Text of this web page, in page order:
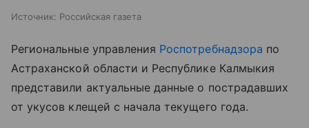
Источник: Российская газета
Региональные управления Роспотребнадзора по
Астраханской области и Республике Калмыкия
представили актуальные данные о пострадавших
от укусов клещей с начала текущего года.